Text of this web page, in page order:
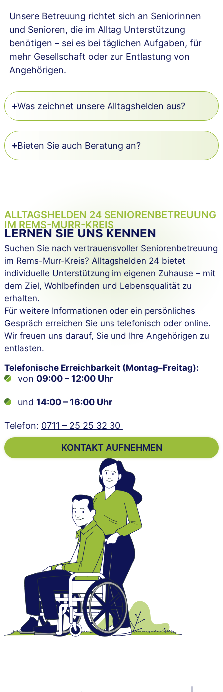
Unsere Betreuung richtet sich an Seniorinnen
und Senioren, die im Alltag Unterstützung
benötigen – sei es bei täglichen Aufgaben, für
mehr Gesellschaft oder zur Entlastung von
Angehörigen.
Was zeichnet unsere Alltagshelden aus?
Bieten Sie auch Beratung an?
ALLTAGSHELDEN 24 SENIOREN­BETREUUNG
IM REMS-MURR-KREIS
LERNEN SIE UNS KENNEN
Suchen Sie nach vertrauensvoller Seniorenbetreuung
im Rems-Murr-Kreis? Alltagshelden 24 bietet
individuelle Unterstützung im eigenen Zuhause – mit
dem Ziel, Wohlbefinden und Lebensqualität zu
erhalten.
Für weitere Informationen oder ein persönliches
Gespräch erreichen Sie uns telefonisch oder online.
Wir freuen uns darauf, Sie und Ihre Angehörigen zu
entlasten.
Telefonische Erreichbarkeit (Montag–Freitag):
von 09:00 – 12:00 Uhr
und 14:00 – 16:00 Uhr
Telefon: 0711 – 25 25 32 30
KONTAKT AUFNEHMEN